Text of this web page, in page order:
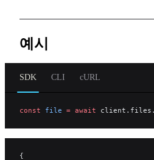
예시
SDK CLI cURL
const file = await client.files.
{